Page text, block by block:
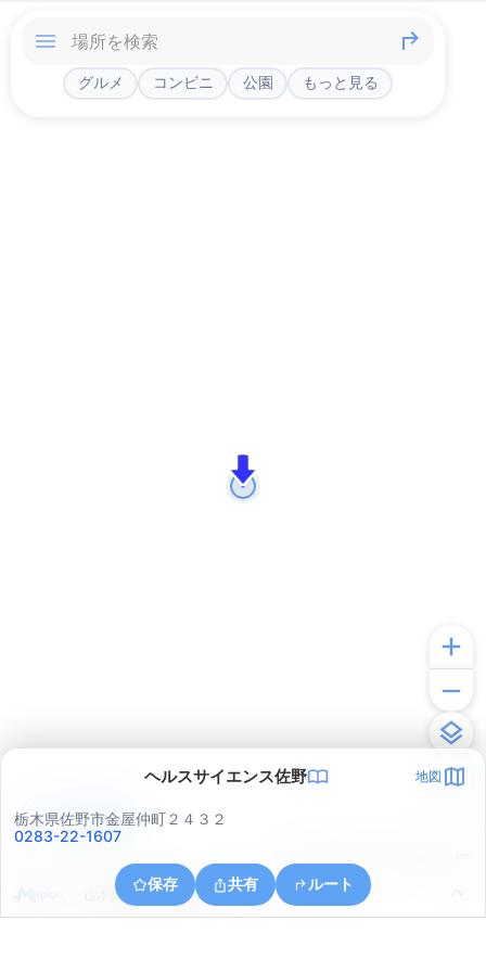
グルメ コンビニ 公園 もっと見る
ヘルスサイエンス佐野 地図
栃木県佐野市金屋仲町２４３２
0283-22-1607
保存 共有 ルート
栃木県佐野市伊保内町
アプリで見る